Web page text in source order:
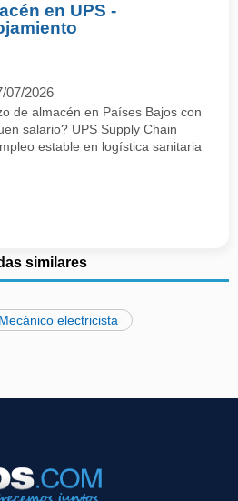
en UPS -
07/2026
de almacén en Países Bajos con
salario? UPS Supply Chain
estable en logística sanitaria
similares
Mecánico electricista